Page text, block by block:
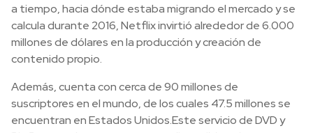
a tiempo, hacia dónde estaba migrando el mercado y se
calcula durante 2016, Netflix invirtió alrededor de 6.000
millones de dólares en la producción y creación de
contenido propio.
Además, cuenta con cerca de 90 millones de
suscriptores en el mundo, de los cuales 47.5 millones se
encuentran en Estados Unidos.Este servicio de DVD y